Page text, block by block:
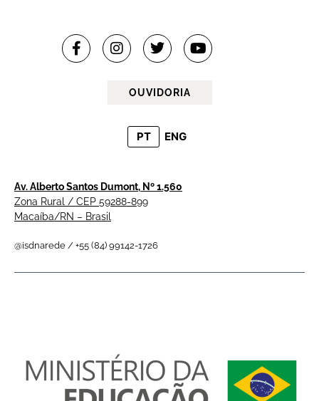
OUVIDORIA
PT ENG
Av. Alberto Santos Dumont, Nº 1.560
Zona Rural / CEP 59288-899
Macaíba/RN – Brasil
@isdnarede / +55 (84) 99142-1726